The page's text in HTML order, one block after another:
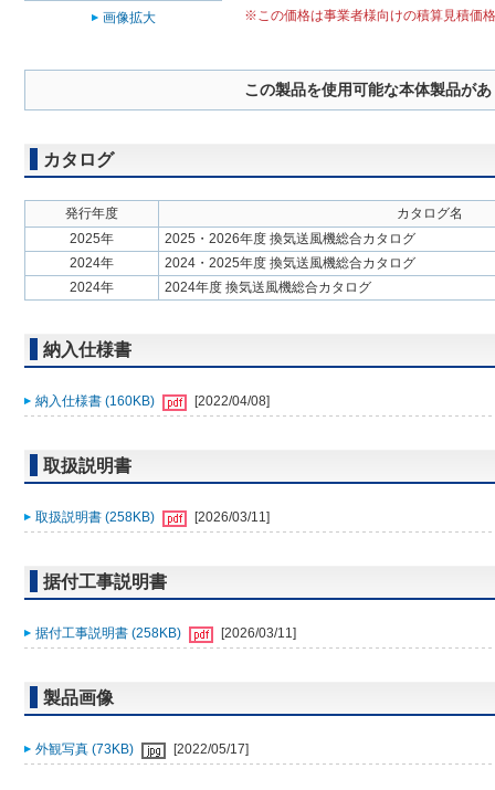
画像拡大 ※この価格は事業者様向けの積算見積価
この製品を使用可能な本体製品が
カタログ
発行年度
カタログ名
2025年
2025・2026年度 換気送風機総合カタログ
2024年
2024・2025年度 換気送風機総合カタログ
2024年
2024年度 換気送風機総合カタログ
納入仕様書
納入仕様書 (160KB) [2022/04/08]
取扱説明書
取扱説明書 (258KB) [2026/03/11]
据付工事説明書
据付工事説明書 (258KB) [2026/03/11]
製品画像
外観写真 (73KB) [2022/05/17]